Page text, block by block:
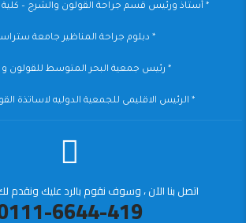
* أستاذ ورئيس قسم جراحة القولون والشرج –
* دبلوم جراحة المناظير جامعة
* رئيس جمعية البحر المتوسط للقولون و
* الرئيس الاقليمى للجمعية الدوليه لاساتذة
اتصل بنا الآن ، وسوف نقوم بالرد عليك ونقدم
6644-419